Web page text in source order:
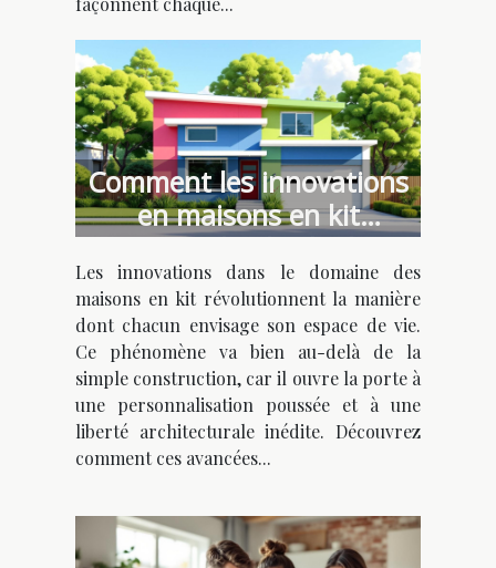
Comment les innovations
en maisons en kit
favorisent l'individualisme
architectural ?
Les innovations dans le domaine des
maisons en kit révolutionnent la manière
dont chacun envisage son espace de vie.
Ce phénomène va bien au-delà de la
simple construction, car il ouvre la porte à
une personnalisation poussée et à une
liberté architecturale inédite. Découvrez
comment ces avancées...